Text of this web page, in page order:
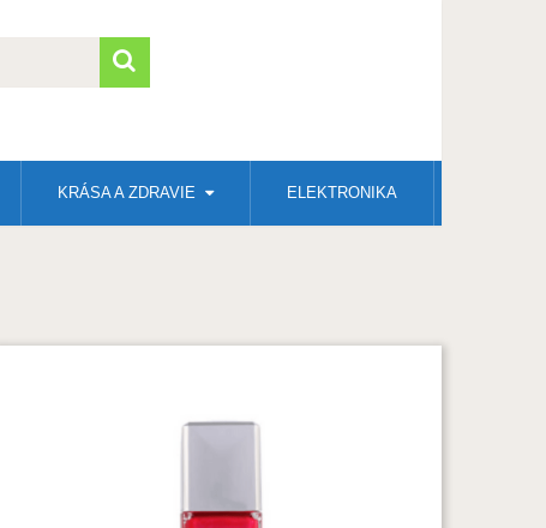
KRÁSA A ZDRAVIE ELEKTRONIKA